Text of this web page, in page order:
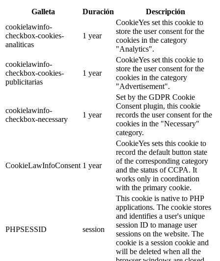
Galleta Duración
Descripción
cookielawinfo-
checkbox-cookies-
analiticas
1 year
CookieYes set this cookie to
store the user consent for the
cookies in the category
"Analytics".
cookielawinfo-
checkbox-cookies-
publicitarias
1 year
CookieYes set this cookie to
store the user consent for the
cookies in the category
"Advertisement".
cookielawinfo-
checkbox-necessary
1 year
Set by the GDPR Cookie
Consent plugin, this cookie
records the user consent for the
cookies in the "Necessary"
category.
CookieLawInfoConsent 1 year
CookieYes sets this cookie to
record the default button state
of the corresponding category
and the status of CCPA. It
works only in coordination
with the primary cookie.
PHPSESSID session
This cookie is native to PHP
applications. The cookie stores
and identifies a user's unique
session ID to manage user
sessions on the website. The
cookie is a session cookie and
will be deleted when all the